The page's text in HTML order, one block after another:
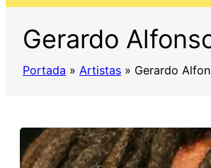
Gerardo
Portada » Artistas » Gerardo